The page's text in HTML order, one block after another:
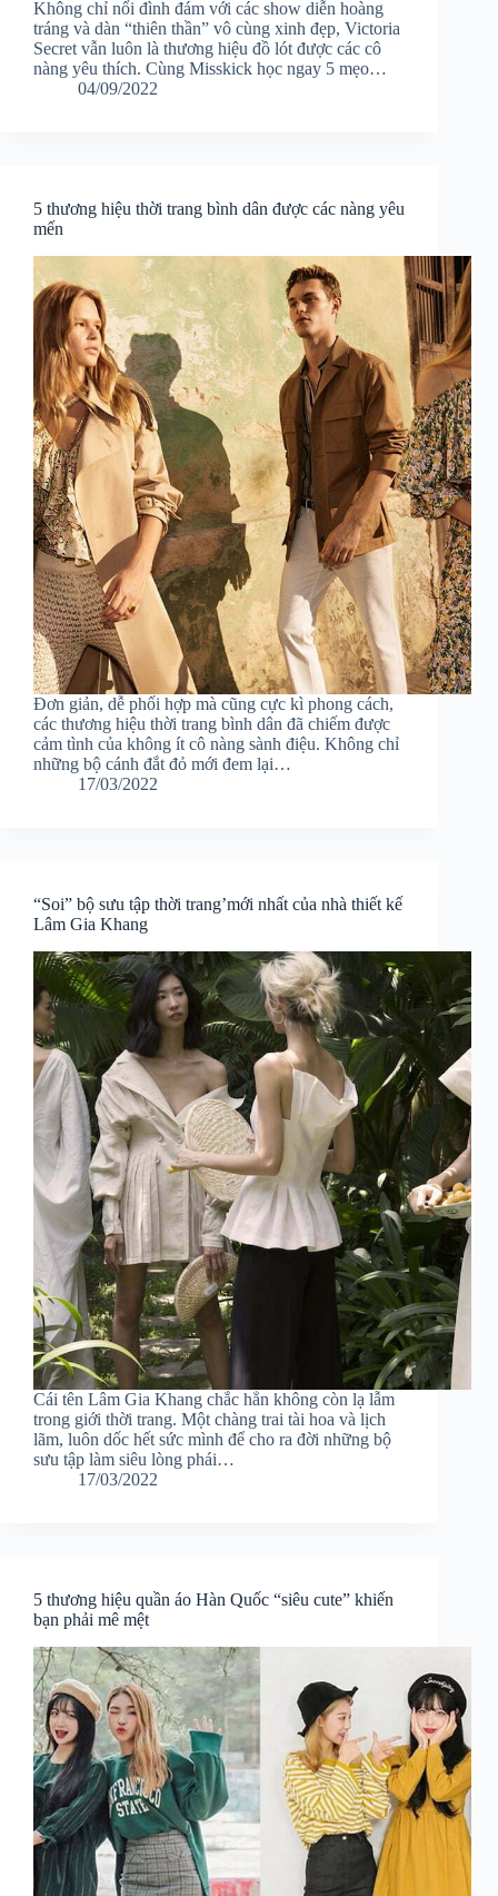
Không chỉ nổi đình đám với các show diễn hoàng
tráng và dàn “thiên thần” vô cùng xinh đẹp, Victoria
Secret vẫn luôn là thương hiệu đồ lót được các cô
nàng yêu thích. Cùng Misskick học ngay 5 mẹo…
04/09/2022
5 thương hiệu thời trang bình dân được các nàng yêu
mến
Đơn giản, dễ phối hợp mà cũng cực kì phong cách,
các thương hiệu thời trang bình dân đã chiếm được
cảm tình của không ít cô nàng sành điệu. Không chỉ
những bộ cánh đắt đỏ mới đem lại…
17/03/2022
“Soi” bộ sưu tập thời trang’mới nhất của nhà thiết kế
Lâm Gia Khang
Cái tên Lâm Gia Khang chắc hẳn không còn lạ lẫm
trong giới thời trang. Một chàng trai tài hoa và lịch
lãm, luôn dốc hết sức mình để cho ra đời những bộ
sưu tập làm siêu lòng phái…
17/03/2022
5 thương hiệu quần áo Hàn Quốc “siêu cute” khiến
bạn phải mê mệt